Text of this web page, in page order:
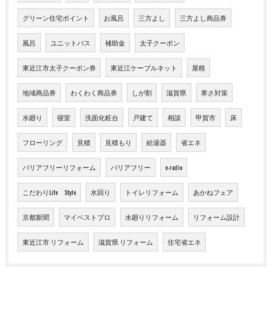
グリーン住宅ポイント お風呂 三方よし 三方よし商品券
風呂 ユニットバス 補助金 太子クーポン
東近江市太子クーポン券 東近江ケーブルネット 屋根
地域商品券 わくわく商品券 しが割 滋賀県 寒さ対策
水廻り 寝室 洗面化粧台 戸建て 相談 甲賀市 床
フローリング 見積 見積もり 給湯器 省エネ
バリアフリーリフォーム バリアフリー e-radio
こだわりLife Style 水回り トイレリフォーム あかねフェア
京都新聞 マイベストプロ 水廻りリフォーム リフォーム設計
東近江市 リフォーム 滋賀県 リフォーム 住宅省エネ